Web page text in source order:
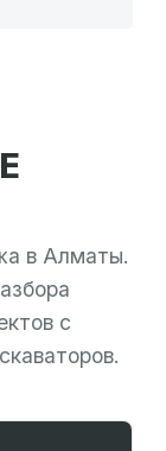
в Алматы.
с